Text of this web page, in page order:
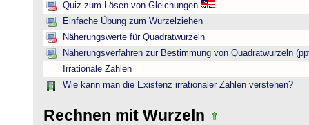
Quiz zum Lösen von Gleichungen
Einfache Übung zum Wurzelziehen
Näherungswerte für Quadratwurzeln
Näherungsverfahren zur Bestimmung von Quadratwurzeln
Irrationale Zahlen
Wie kann man die Existenz irrationaler Zahlen verstehen?
Rechnen mit Wurzeln